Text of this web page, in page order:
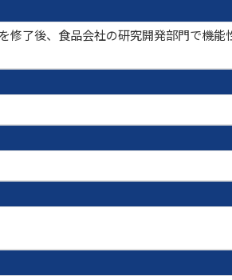
修了後、食品会社の研究開発部門で機能